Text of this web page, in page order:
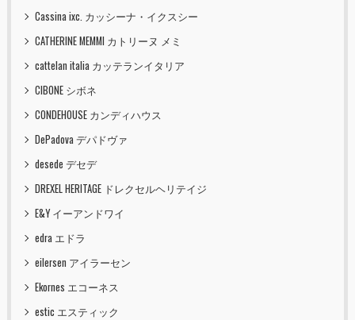
Cassina ixc. カッシーナ・イクスシー
CATHERINE MEMMI カトリーヌ メミ
cattelan italia カッテランイタリア
CIBONE シボネ
CONDEHOUSE カンディハウス
DePadova デパドヴァ
desede デセデ
DREXEL HERITAGE ドレクセルヘリテイジ
E&Y イーアンドワイ
edra エドラ
eilersen アイラーセン
Ekornes エコーネス
estic エスティック